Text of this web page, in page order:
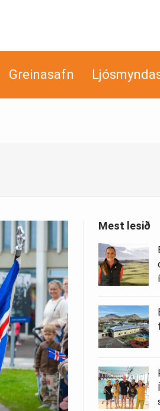
Greinasafn
Mest lesið